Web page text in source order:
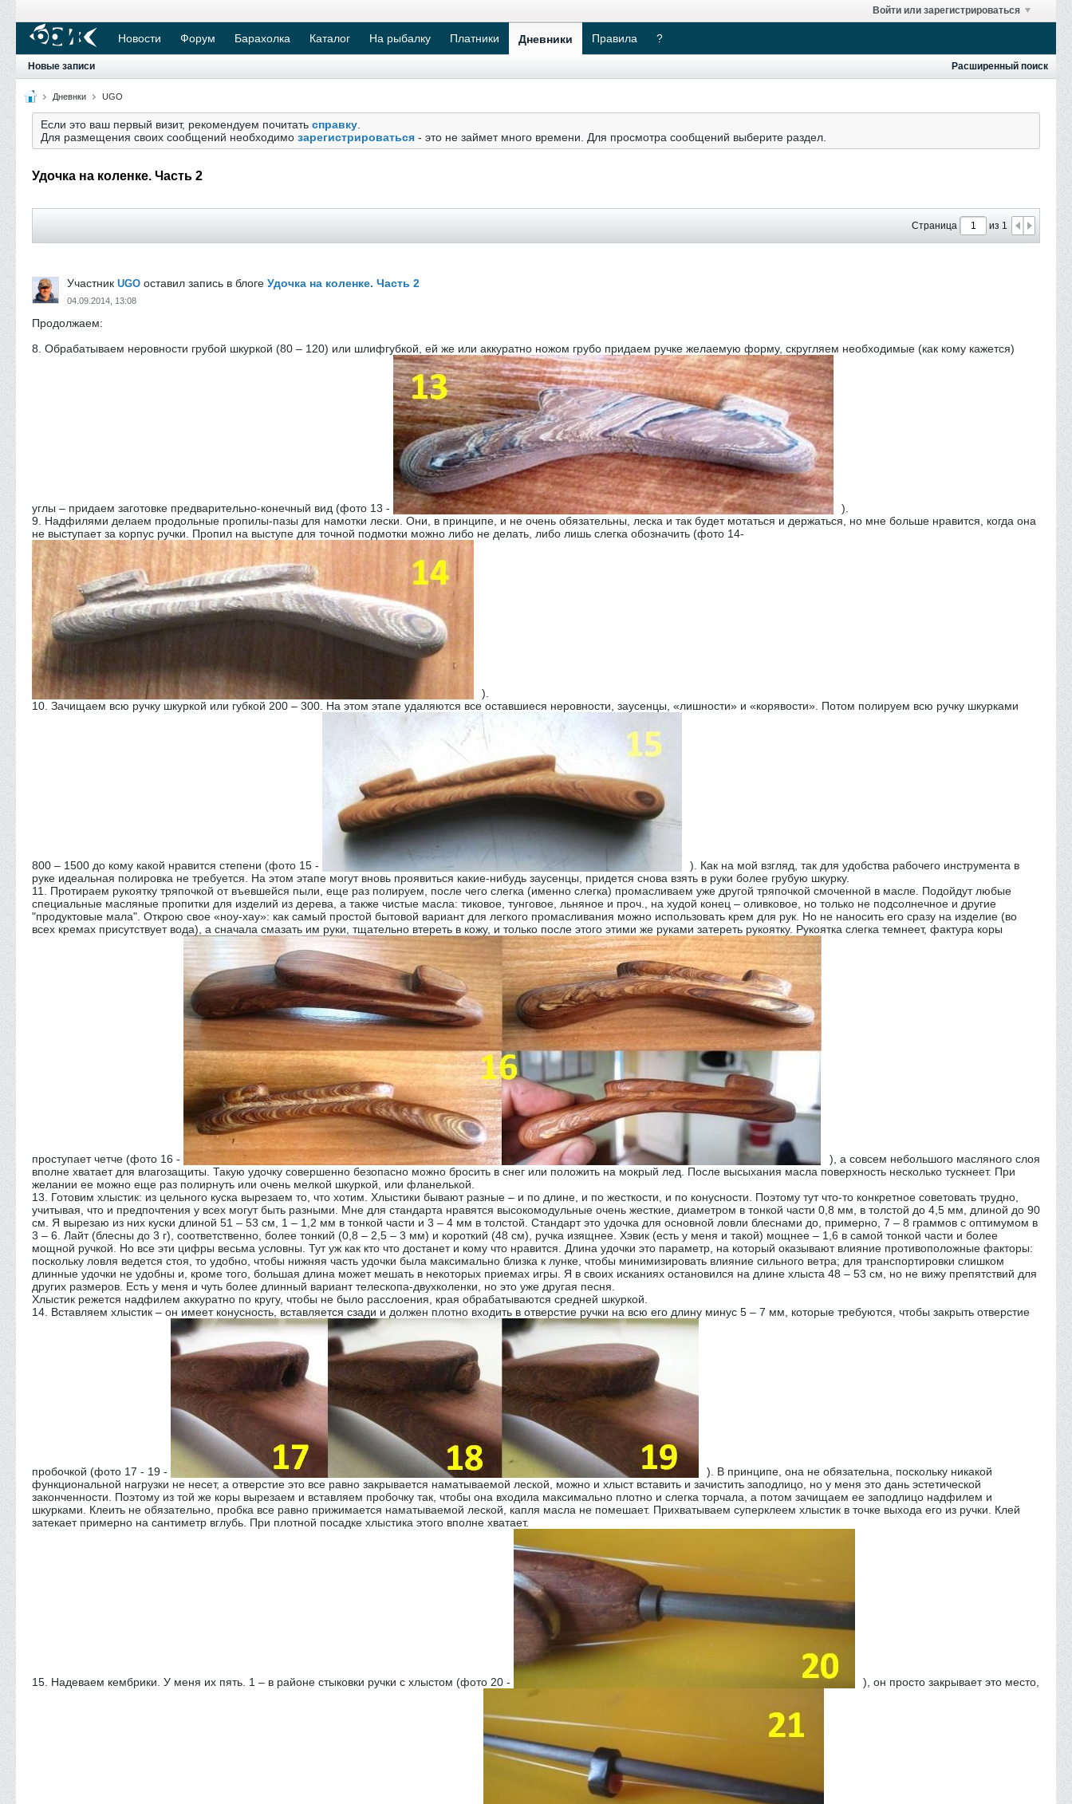
Войти или зарегистрироваться
Новости Форум Барахолка Каталог На рыбалку Платники Дневники Правила ?
Новые записи Расширенный поиск
Дневнки UGO
Если это ваш первый визит, рекомендуем почитать справку
Для размещения своих сообщений необходимо зарегистрироваться - это не займет много времени. Для просмотра сообщений выберите раздел.
Удочка на коленке. Часть 2
Страница из 1
Участник UGO оставил запись в блоге Удочка на коленке. Часть 2
04.09.2014, 13:08
Продолжаем:
8. Обрабатываем неровности грубой шкуркой (80 – 120) или шлифгубкой, ей же или аккуратно ножом грубо придаем ручке желаемую форму, скругляем необходимые (как кому кажется)
углы – придаем заготовке предварительно-конечный вид (фото 13 -
).
9. Надфилями делаем продольные пропилы-пазы для намотки лески. Они, в принципе, и не очень обязательны, леска и так будет мотаться и держаться, но мне больше нравится, когда она
не выступает за корпус ручки. Пропил на выступе для точной подмотки можно либо не делать, либо лишь слегка обозначить (фото 14-
).
10. Зачищаем всю ручку шкуркой или губкой 200 – 300. На этом этапе удаляются все оставшиеся неровности, заусенцы, «лишности» и «корявости». Потом полируем всю ручку шкурками
800 – 1500 до кому какой нравится степени (фото 15 -
). Как на мой взгляд, так для удобства рабочего инструмента в
руке идеальная полировка не требуется. На этом этапе могут вновь проявиться какие-нибудь заусенцы, придется снова взять в руки более грубую шкурку.
11. Протираем рукоятку тряпочкой от въевшейся пыли, еще раз полируем, после чего слегка (именно слегка) промасливаем уже другой тряпочкой смоченной в масле. Подойдут любые
специальные масляные пропитки для изделий из дерева, а также чистые масла: тиковое, тунговое, льняное и проч., на худой конец – оливковое, но только не подсолнечное и другие
"продуктовые мала". Открою свое «ноу-хау»: как самый простой бытовой вариант для легкого промасливания можно использовать крем для рук. Но не наносить его сразу на изделие (во
всех кремах присутствует вода), а сначала смазать им руки, тщательно втереть в кожу, и только после этого этими же руками затереть рукоятку. Рукоятка слегка темнеет, фактура коры
проступает четче (фото 16 -
), а совсем небольшого масляного слоя
вполне хватает для влагозащиты. Такую удочку совершенно безопасно можно бросить в снег или положить на мокрый лед. После высыхания масла поверхность несколько тускнеет. При
желании ее можно еще раз полирнуть или очень мелкой шкуркой, или фланелькой.
13. Готовим хлыстик: из цельного куска вырезаем то, что хотим. Хлыстики бывают разные – и по длине, и по жесткости, и по конусности. Поэтому тут что-то конкретное советовать трудно,
учитывая, что и предпочтения у всех могут быть разными. Мне для стандарта нравятся высокомодульные очень жесткие, диаметром в тонкой части 0,8 мм, в толстой до 4,5 мм, длиной до 90
см. Я вырезаю из них куски длиной 51 – 53 см, 1 – 1,2 мм в тонкой части и 3 – 4 мм в толстой. Стандарт это удочка для основной ловли блеснами до, примерно, 7 – 8 граммов с оптимумом в
3 – 6. Лайт (блесны до 3 г), соответственно, более тонкий (0,8 – 2,5 – 3 мм) и короткий (48 см), ручка изящнее. Хэвик (есть у меня и такой) мощнее – 1,6 в самой тонкой части и более
мощной ручкой. Но все эти цифры весьма условны. Тут уж как кто что достанет и кому что нравится. Длина удочки это параметр, на который оказывают влияние противоположные факторы:
поскольку ловля ведется стоя, то удобно, чтобы нижняя часть удочки была максимально близка к лунке, чтобы минимизировать влияние сильного ветра; для транспортировки слишком
длинные удочки не удобны и, кроме того, большая длина может мешать в некоторых приемах игры. Я в своих исканиях остановился на длине хлыста 48 – 53 см, но не вижу препятствий для
других размеров. Есть у меня и чуть более длинный вариант телескопа-двухколенки, но это уже другая песня.
Хлыстик режется надфилем аккуратно по кругу, чтобы не было расслоения, края обрабатываются средней шкуркой.
14. Вставляем хлыстик – он имеет конусность, вставляется сзади и должен плотно входить в отверстие ручки на всю его длину минус 5 – 7 мм, которые требуются, чтобы закрыть отверстие
пробочкой (фото 17 - 19 -
). В принципе, она не обязательна, поскольку никакой
функциональной нагрузки не несет, а отверстие это все равно закрывается наматываемой леской, можно и хлыст вставить и зачистить заподлицо, но у меня это дань эстетической
законченности. Поэтому из той же коры вырезаем и вставляем пробочку так, чтобы она входила максимально плотно и слегка торчала, а потом зачищаем ее заподлицо надфилем и
шкурками. Клеить не обязательно, пробка все равно прижимается наматываемой леской, капля масла не помешает. Прихватываем суперклеем хлыстик в точке выхода его из ручки. Клей
затекает примерно на сантиметр вглубь. При плотной посадке хлыстика этого вполне хватает.
15. Надеваем кембрики. У меня их пять. 1 – в районе стыковки ручки с хлыстом (фото 20 - ), он просто закрывает это место,